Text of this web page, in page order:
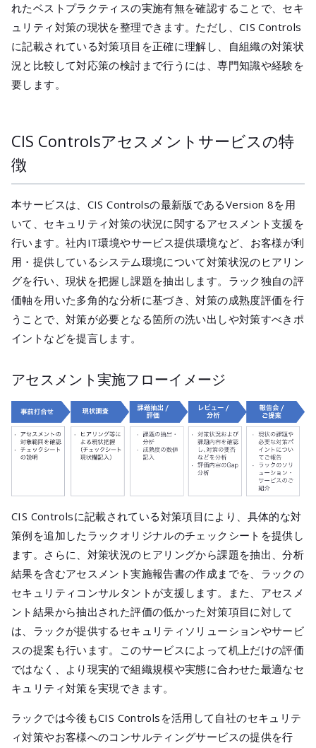
れたベストプラクティスの実施有無を確認することで、セキ
ュリティ対策の現状を整理できます。ただし、CIS Controls
に記載されている対策項目を正確に理解し、自組織の対策状
況と比較して対応策の検討まで行うには、専門知識や経験を
要します。
CIS Controlsアセスメントサービスの特
徴
本サービスは、CIS Controlsの最新版であるVersion 8を用
いて、セキュリティ対策の状況に関するアセスメント支援を
行います。社内IT環境やサービス提供環境など、お客様が利
用・提供しているシステム環境について対策状況のヒアリン
グを行い、現状を把握し課題を抽出します。ラック独自の評
価軸を用いた多角的な分析に基づき、対策の成熟度評価を行
うことで、対策が必要となる箇所の洗い出しや対策すべきポ
イントなどを提言します。
アセスメント実施フローイメージ
CIS Controlsに記載されている対策項目により、具体的な対
策例を追加したラックオリジナルのチェックシートを提供し
ます。さらに、対策状況のヒアリングから課題を抽出、分析
結果を含むアセスメント実施報告書の作成までを、ラックの
セキュリティコンサルタントが支援します。また、アセスメ
ント結果から抽出された評価の低かった対策項目に対して
は、ラックが提供するセキュリティソリューションやサービ
スの提案も行います。このサービスによって机上だけの評価
ではなく、より現実的で組織規模や実態に合わせた最適なセ
キュリティ対策を実現できます。
ラックでは今後もCIS Controlsを活用して自社のセキュリテ
ィ対策やお客様へのコンサルティングサービスの提供を行